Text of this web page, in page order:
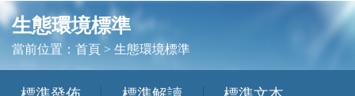
生態環境標準
當前位置： 首頁> 生態環境標準